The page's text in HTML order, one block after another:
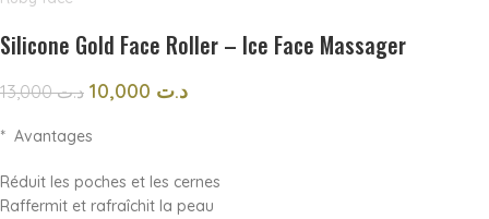
Silicone Gold Face Roller – Ice Face Massager
د.ت13,000 د.ت
* Avantages
Réduit les poches et les cernes
Raffermit et rafraîchit la peau